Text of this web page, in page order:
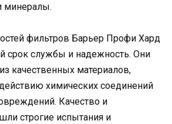
минералы.
фильтров Барьер Профи Хард
срок службы и надежность. Они
качественных материалов,
химических соединений
Качество и
строгие испытания и